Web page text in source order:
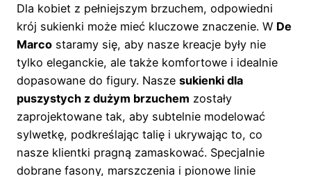
Dla kobiet z pełniejszym brzuchem, odpowiedni
krój sukienki może mieć kluczowe znaczenie. W De
Marco staramy się, aby nasze kreacje były nie
tylko eleganckie, ale także komfortowe i idealnie
dopasowane do figury. Nasze sukienki dla
puszystych z dużym brzuchem zostały
zaprojektowane tak, aby subtelnie modelować
sylwetkę, podkreślając talię i ukrywając to, co
nasze klientki pragną zamaskować. Specjalnie
dobrane fasony, marszczenia i pionowe linie